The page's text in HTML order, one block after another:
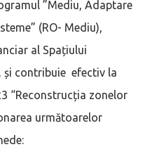
”Mediu, Adaptare
(RO- Mediu),
al Spațiului
și contribuie efectiv la
“Reconstrucția zonelor
următoarelor